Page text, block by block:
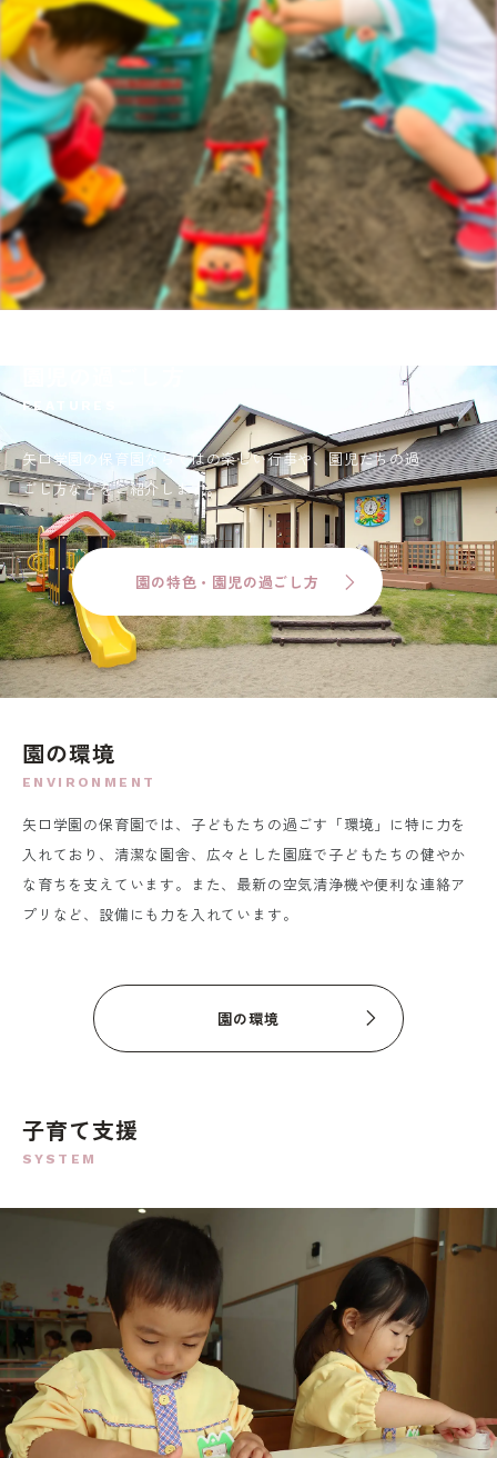
FEATURES
矢口学園の保育園ならではの楽しい行事や、園児たちの過
ごし方などをご紹介します。
園の特色・園児の過ごし方
園の環境
ENVIRONMENT
矢口学園の保育園では、子どもたちの過ごす「環境」に特に力を
入れており、清潔な園舎、広々とした園庭で子どもたちの健やか
な育ちを支えています。また、最新の空気清浄機や便利な連絡ア
プリなど、設備にも力を入れています。
園の環境
子育て支援
SYSTEM